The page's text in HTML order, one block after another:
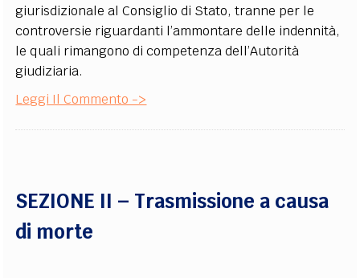
giurisdizionale al Consiglio di Stato, tranne per le
controversie riguardanti l’ammontare delle indennità,
le quali rimangono di competenza dell’Autorità
giudiziaria.
Leggi Il Commento ->
SEZIONE II – Trasmissione a causa
di morte